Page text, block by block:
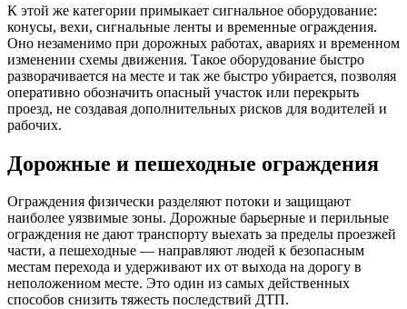
К этой же категории примыкает сигнальное оборудование:
конусы, вехи, сигнальные ленты и временные ограждения.
Оно незаменимо при дорожных работах, авариях и временном
изменении схемы движения. Такое оборудование быстро
разворачивается на месте и так же быстро убирается, позволяя
оперативно обозначить опасный участок или перекрыть
проезд, не создавая дополнительных рисков для водителей и
рабочих.
Дорожные и пешеходные ограждения
Ограждения физически разделяют потоки и защищают
наиболее уязвимые зоны. Дорожные барьерные и перильные
ограждения не дают транспорту выехать за пределы проезжей
части, а пешеходные — направляют людей к безопасным
местам перехода и удерживают их от выхода на дорогу в
неположенном месте. Это один из самых действенных
способов снизить тяжесть последствий ДТП.